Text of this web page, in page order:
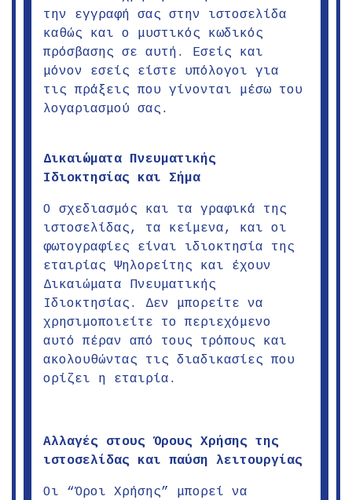
την εγγραφή σας στην ιστοσελίδα
καθώς και ο μυστικός κωδικός
πρόσβασης σε αυτή. Εσείς και
μόνον εσείς είστε υπόλογοι για
τις πράξεις που γίνονται μέσω του
λογαριασμού σας.
Δικαιώματα Πνευματικής
Ιδιοκτησίας και Σήμα
O σχεδιασμός και τα γραφικά της
ιστοσελίδας, τα κείμενα, και οι
φωτογραφίες είναι ιδιοκτησία της
εταιρίας Ψηλορείτης και έχουν
Δικαιώματα Πνευματικής
Ιδιοκτησίας. Δεν μπορείτε να
χρησιμοποιείτε το περιεχόμενο
αυτό πέραν από τους τρόπους και
ακολουθώντας τις διαδικασίες που
ορίζει η εταιρία.
Αλλαγές στους Όρους Χρήσης της
ιστοσελίδας και παύση λειτουργίας
Οι “Όροι Χρήσης” μπορεί να